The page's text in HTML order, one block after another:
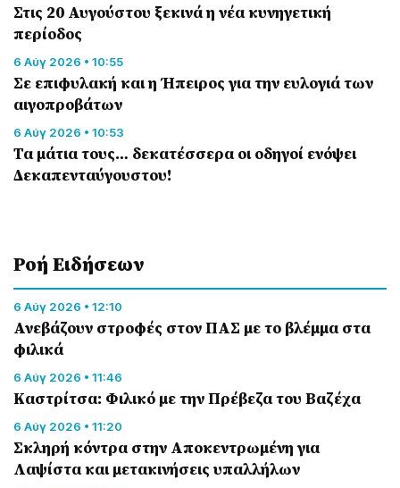
Στις 20 Αυγούστου ξεκινά η νέα κυνηγετική
περίοδος
6 Αύγ 2026 • 10:55
Σε επιφυλακή και η Ήπειρος για την ευλογιά των
αιγοπροβάτων
6 Αύγ 2026 • 10:53
Τα μάτια τους… δεκατέσσερα οι οδηγοί ενόψει
Δεκαπενταύγουστου!
Ροή Eιδήσεων
6 Αύγ 2026 • 12:10
Ανεβάζουν στροφές στον ΠΑΣ με το βλέμμα στα
φιλικά
6 Αύγ 2026 • 11:46
Καστρίτσα: Φιλικό με την Πρέβεζα του Βαζέχα
6 Αύγ 2026 • 11:20
Σκληρή κόντρα στην Αποκεντρωμένη για
Λαψίστα και μετακινήσεις υπαλλήλων